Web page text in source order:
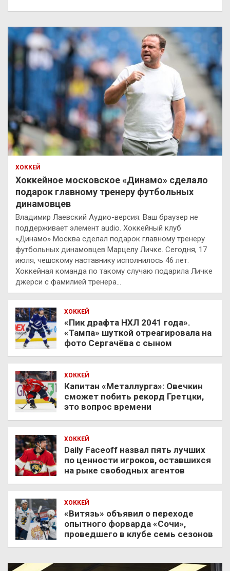
ХОККЕЙ
Хоккейное московское «Динамо» сделало
подарок главному тренеру футбольных
динамовцев
Владимир Лаевский Аудио-версия: Ваш браузер не
поддерживает элемент audio. Хоккейный клуб
«Динамо» Москва сделал подарок главному тренеру
футбольных динамовцев Марцелу Личке. Сегодня, 17
июля, чешскому наставнику исполнилось 46 лет.
Хоккейная команда по такому случаю подарила Личке
джерси с фамилией тренера…
ХОККЕЙ
«Пик драфта НХЛ 2041 года».
«Тампа» шуткой отреагировала на
фото Сергачёва с сыном
ХОККЕЙ
Капитан «Металлурга»: Овечкин
сможет побить рекорд Гретцки,
это вопрос времени
ХОККЕЙ
Daily Faceoff назвал пять лучших
по ценности игроков, оставшихся
на рыке свободных агентов
ХОККЕЙ
«Витязь» объявил о переходе
опытного форварда «Сочи»,
проведшего в клубе семь сезонов